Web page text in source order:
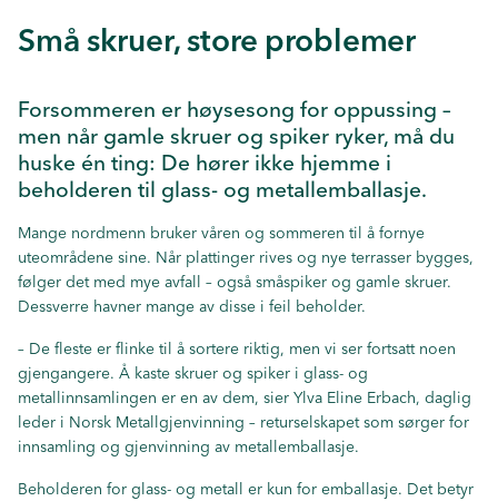
Små skruer, store problemer
Forsommeren er høysesong for oppussing –
men når gamle skruer og spiker ryker, må du
huske én ting: De hører ikke hjemme i
beholderen til glass- og metallemballasje.
Mange nordmenn bruker våren og sommeren til å fornye
uteområdene sine. Når plattinger rives og nye terrasser bygges,
følger det med mye avfall – også småspiker og gamle skruer.
Dessverre havner mange av disse i feil beholder.
– De fleste er flinke til å sortere riktig, men vi ser fortsatt noen
gjengangere. Å kaste skruer og spiker i glass- og
metallinnsamlingen er en av dem, sier Ylva Eline Erbach, daglig
leder i Norsk Metallgjenvinning – returselskapet som sørger for
innsamling og gjenvinning av metallemballasje.
Beholderen for glass- og metall er kun for emballasje. Det betyr